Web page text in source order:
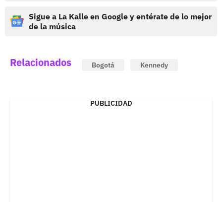
Sigue a La Kalle en Google y entérate de lo mejor
de la música
Relacionados Bogotá Kennedy
PUBLICIDAD